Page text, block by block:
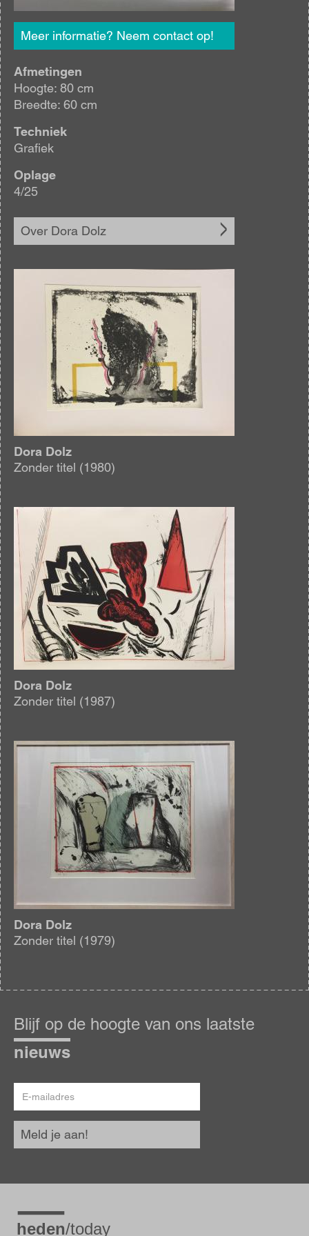
Meer informatie? Neem contact op!
Afmetingen
Hoogte: 80 cm
Breedte: 60 cm
Techniek
Grafiek
Oplage
4/25
Over Dora Dolz
Dora Dolz
Zonder titel (1980)
Afbeelding
Dora Dolz
Zonder titel (1987)
Afbeelding
Dora Dolz
Zonder titel (1979)
op
de
hoogte
Blijf op de hoogte van ons laatste
nieuws
mailadres
Meld je aan!